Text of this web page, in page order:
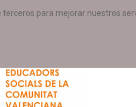
para mejorar nuestros
GALERIAS